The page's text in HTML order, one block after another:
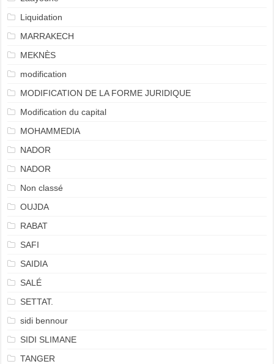
Liquidation
MARRAKECH
MEKNÈS
modification
MODIFICATION DE LA FORME JURIDIQUE
Modification du capital
MOHAMMEDIA
NADOR
NADOR
Non classé
OUJDA
RABAT
SAFI
SAIDIA
SALÉ
SETTAT.
sidi bennour
SIDI SLIMANE
TANGER